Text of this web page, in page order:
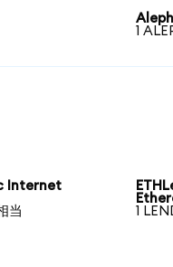
1
Internet
当
1